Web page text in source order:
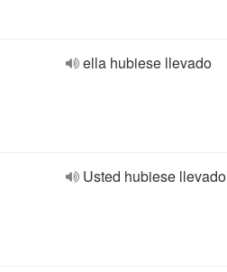
ella hubiese llevado
Usted hubiese llevado